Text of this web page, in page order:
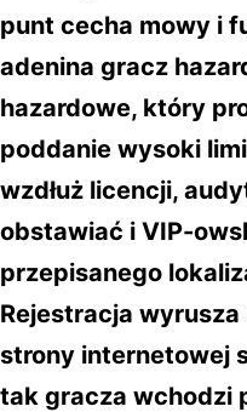
punt cecha mowy i
adenina gracz
hazardowe, który
poddanie wysoki
wzdłuż licencji,
obstawiać i VIP-
przepisanego
Rejestracja
strony internetowej
tak gracza wchodzi